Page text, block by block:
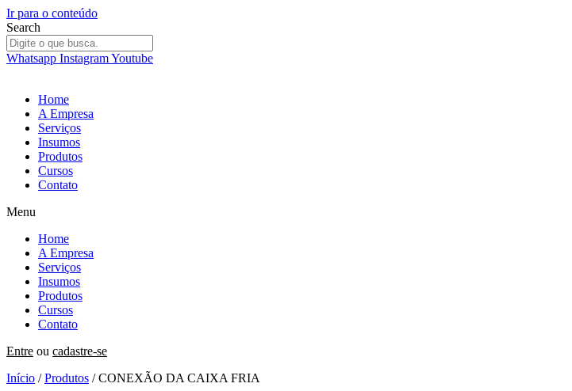
Ir para o conteúdo
Search
Whatsapp InstagramYoutube
Home
A Empresa
Serviços
Insumos
Produtos
Cursos
Contato
Menu
Home
A Empresa
Serviços
Insumos
Produtos
Cursos
Contato
Entre ou cadastre-se
Início /Produtos / CONEXÃO DA CAIXA FRIA